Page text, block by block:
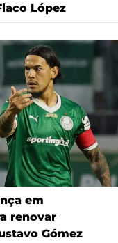
López
em
renovar
Gómez